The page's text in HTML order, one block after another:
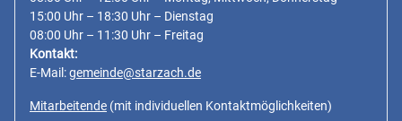
15:00 Uhr – 18:30 Uhr – Dienstag
08:00 Uhr – 11:30 Uhr – Freitag
Kontakt:
E-Mail:gemeinde@starzach.de
Mitarbeitende (mit individuellen Kontaktmöglichkeiten)